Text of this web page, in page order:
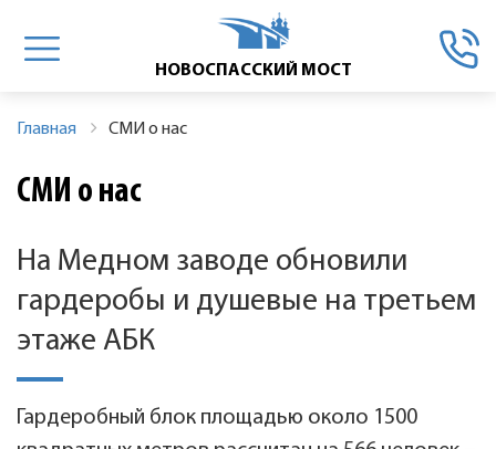
Главная СМИ о нас
СМИ о нас
На Медном заводе обновили
гардеробы и душевые на третьем
этаже АБК
Гардеробный блок площадью около 1500